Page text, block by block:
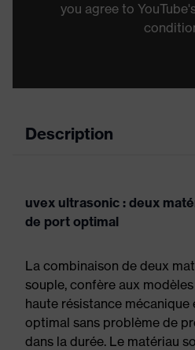
you agree to
Description
uvex ultrasonic : deux
de port optimal
La combinaison de deux
souple, confère aux
haute résistance
optimal sans problème de
dans la durée. Le matériau